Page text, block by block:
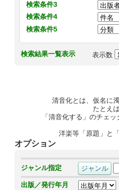
検索条件3
検索条件4
検索条件5
検索結果一覧表示 表示数
清音化とは、仮名に
たとえ
「清音化する」のチェ
洋楽等「原題」と
オプション
ジャンル指定
出版／発行年月